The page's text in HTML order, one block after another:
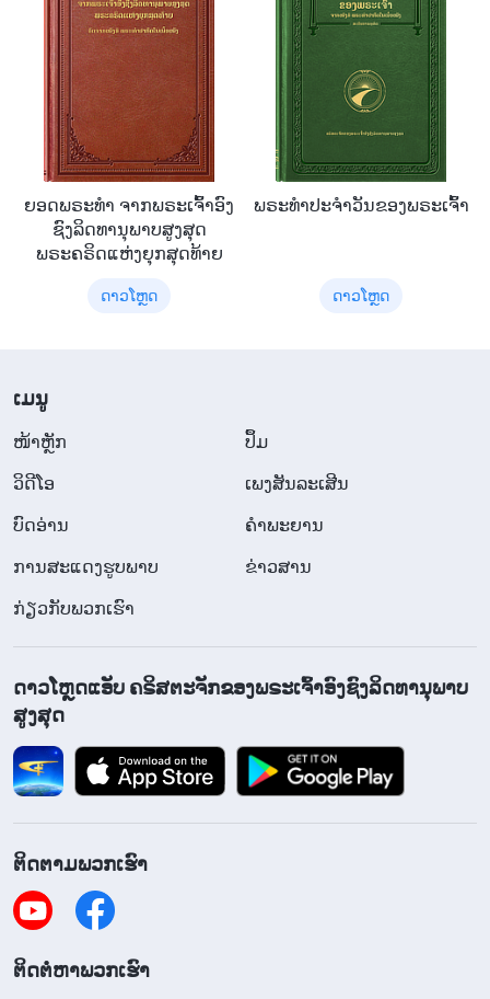
ຍອດພຣະທຳ ຈາກພຣະເຈົ້າອົງ
ຊົງລິດທານຸພາບສູງສຸດ
ພຣະຄຣິດແຫ່ງຍຸກສຸດທ້າຍ
ດາວໂຫຼດ
ພຣະທຳປະຈຳວັນຂອງພຣະເຈົ້າ
ດາວໂຫຼດ
​ເມ​ນູ
​ໜ້າຫຼັກ
ປຶ້ມ
ວິ​ດີ​ໂອ
ເພງສັນລະເສີນ
ບົດອ່ານ
ຄຳພະຍານ
ການສະແດງຮູບພາບ
ຂ່າວສານ
ກ່ຽວກັບພວກເຮົາ
ດາວໂຫຼດແອັບ ຄຣິສຕະຈັກຂອງພຣະເຈົ້າອົງຊົງລິດທານຸພາບ
ສູງສຸດ
ຕິດຕາມພວກເຮົາ
​ຕິດ​ຕໍ່​ຫາ​ພວກ​ເຮົາ